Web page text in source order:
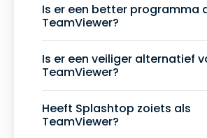
Is er een better programma
TeamViewer?
Is er een veiliger alternatief
TeamViewer?
Heeft Splashtop zoiets als
TeamViewer?